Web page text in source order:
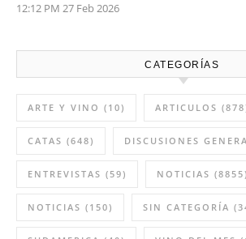
12:12 PM 27 Feb 2026
CATEGORÍAS
ARTE Y VINO (10) ARTICULOS
CATAS (648) DISCUSIONES
ENTREVISTAS (59) NOTICIAS (8855)
NOTICIAS (150) SIN CATEGORÍA